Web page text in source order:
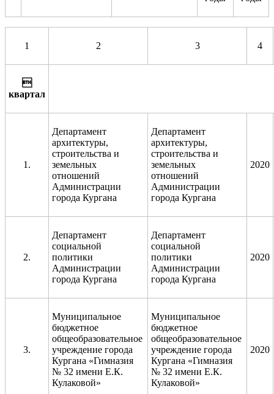
1 2 3 4

квартал
1.
Департамент
архитектуры,
строительства и
земельных
отношений
Администрации
города Кургана
Департамент
архитектуры,
строительства и
земельных
отношений
Администрации
города Кургана
2020
2.
Департамент
социальной
политики
Администрации
города Кургана
Департамент
социальной
политики
Администрации
города Кургана
2020
3.
Муниципальное
бюджетное
общеобразовательное
учреждение города
Кургана «Гимназия
№ 32 имени Е.К.
Кулаковой»
Муниципальное
бюджетное
общеобразовательное
учреждение города
Кургана «Гимназия
№ 32 имени Е.К.
Кулаковой»
2020